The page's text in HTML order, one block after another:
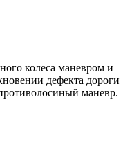
колеса маневром и
дефекта дороги
маневр.